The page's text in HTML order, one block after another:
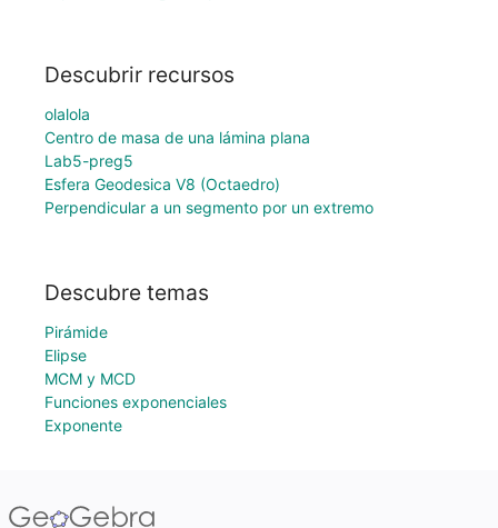
Descubrir recursos
olalola
Centro de masa de una lámina plana
Lab5-preg5
Esfera Geodesica V8 (Octaedro)
Perpendicular a un segmento por un extremo
Descubre temas
Pirámide
Elipse
MCM y MCD
Funciones exponenciales
Exponente